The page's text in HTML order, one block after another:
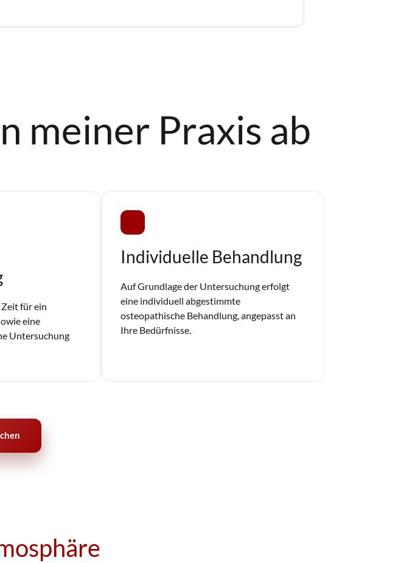
meiner Praxis ab
für ein
eine
Untersuchung
Individuelle Behandlung
Auf Grundlage der Untersuchung erfolgt
eine individuell abgestimmte
osteopathische Behandlung, angepasst an
Ihre Bedürfnisse.